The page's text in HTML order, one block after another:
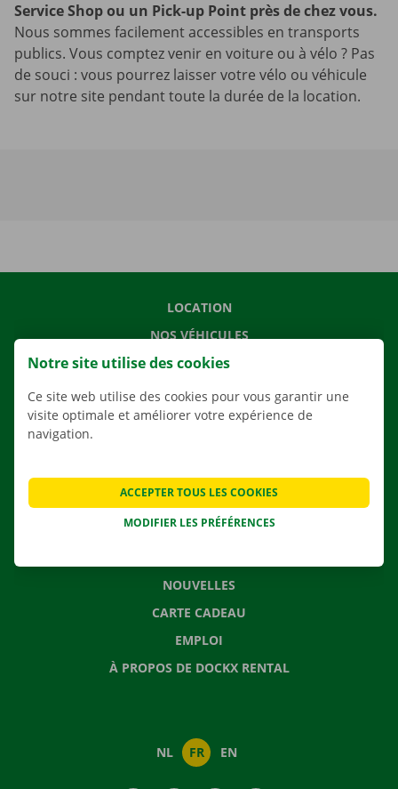
Service Shop ou un Pick-up Point près de chez vous.
Nous sommes facilement accessibles en transports
publics. Vous comptez venir en voiture ou à vélo ? Pas
de souci : vous pourrez laisser votre vélo ou véhicule
sur notre site pendant toute la durée de la location.
LOCATION
NOS VÉHICULES
NOS SERVICES
AGENCES
APPLI
CONTACTEZ NOUS
NOUVELLES
CARTE CADEAU
EMPLOI
À PROPOS DE DOCKX RENTAL
NL FR EN
Notre site utilise des cookies
Ce site web utilise des cookies pour vous garantir une
visite optimale et améliorer votre expérience de
navigation.
MODIFIER LES PRÉFÉRENCES
ACCEPTER TOUS LES COOKIES